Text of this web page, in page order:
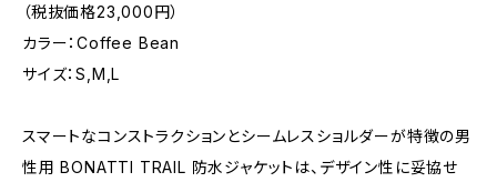
（税抜価格23,000円）
カラー：Coffee Bean
サイズ：S,M,L
スマートなコンストラクションとシームレスショルダーが特徴の男
性用 BONATTI TRAIL 防水ジャケットは、デザイン性に妥協せ